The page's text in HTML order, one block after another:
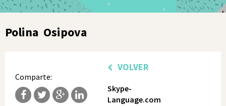
Polina Osipova
Comparte:
VOLVER
Skype-
Language.com